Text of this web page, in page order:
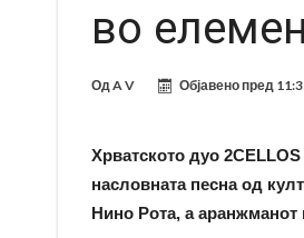
во
ОдA V Објавено пред
Хрватското дуо
насловната песна од
Нино Рота, a аранжманот